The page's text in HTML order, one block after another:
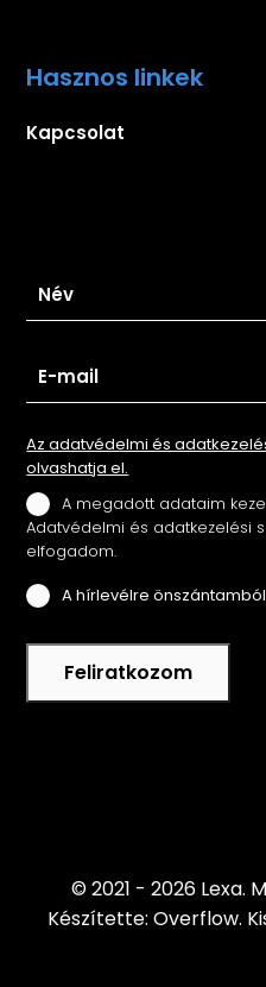
Hasznos linkek
Kapcsolat
Az adatvédelmi és
olvashatja el.
A megadott adataim
Adatvédelmi és adatkezelési
elfogadom.
A hírlevélre
Feliratkozom
© 2021 - 2026 Lexa.
Készítette: Overflow.